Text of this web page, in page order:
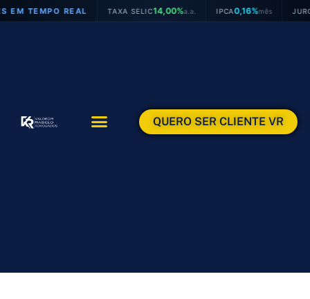
TEMPO REAL TAXA SELIC14,00%a.a. 0,16%mês JUROS
Ir
QUERO SER CLIENTE VR